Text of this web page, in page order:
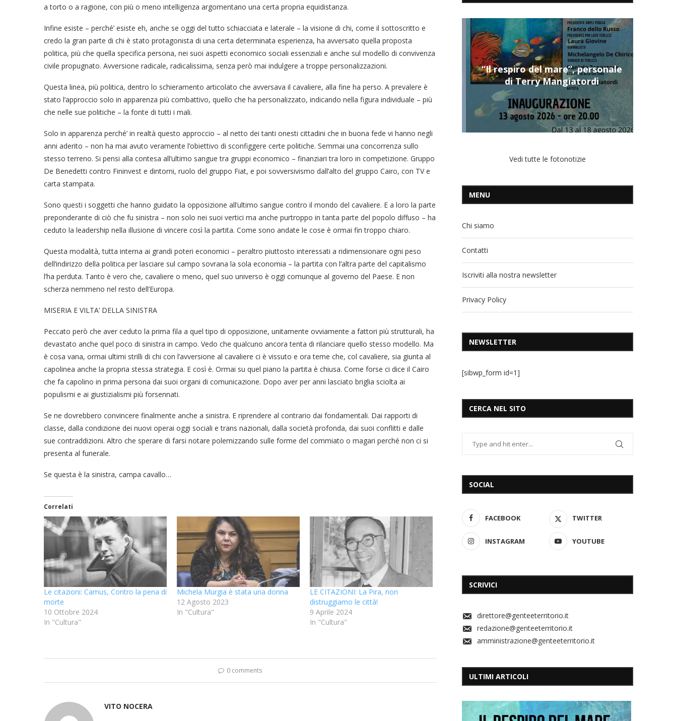
a torto o a ragione, con più o meno intelligenza argomentano una certa propria equidistanza.
Infine esiste – perché’ esiste eh, anche se oggi del tutto schiacciata e laterale – la visione di chi, come il sottoscritto e
credo la gran parte di chi è stato protagonista di una certa determinata esperienza, ha avversato quella proposta
politica, più che quella specifica persona, nei suoi aspetti economico sociali essenziali e anche sul modello di convivenza
civile propugnato. Avversione radicale, radicalissima, senza però mai indulgere a troppe personalizzazioni.
Questa linea, più politica, dentro lo schieramento articolato che avversava il cavaliere, alla fine ha perso. A prevalere è
stato l’approccio solo in apparenza più combattivo, quello che ha personalizzato, indicando nella figura individuale – più
che nelle sue politiche – la fonte di tutti i mali.
Solo in apparenza perché’ in realtà questo approccio – al netto dei tanti onesti cittadini che in buona fede vi hanno negli
anni aderito – non ha mai avuto veramente l’obiettivo di sconfiggere certe politiche. Semmai una concorrenza sullo
stesso terreno. Si pensi alla contesa all’ultimo sangue tra gruppi economico – finanziari tra loro in competizione. Gruppo
De Benedetti contro Fininvest e dintorni, ruolo del gruppo Fiat, e poi sovversivismo dall’alto del gruppo Cairo, con TV e
carta stampata.
Sono questi i soggetti che hanno guidato la opposizione all’ultimo sangue contro il mondo del cavaliere. E a loro la parte
preponderante di ciò che fu sinistra – non solo nei suoi vertici ma anche purtroppo in tanta parte del popolo diffuso – ha
ceduto la leadership nella illusione di vincere così la partita. Come sono andate le cose è ormai fin troppo chiaro.
Questa modalità, tutta interna ai grandi poteri economici – peraltro piuttosto interessati a ridimensionare ogni peso
dell’indirizzo della politica per lasciare sul campo sovrana la sola economia – la partita con l’altra parte del capitalismo
l’ha perduta. Tanto è vero che, cavaliere o meno, quel suo universo è oggi comunque al governo del Paese. E non
scherza nemmeno nel resto dell’Europa.
MISERIA E VILTA’ DELLA SINISTRA
Peccato però che aver ceduto la prima fila a quel tipo di opposizione, unitamente ovviamente a fattori più strutturali, ha
devastato anche quel poco di sinistra in campo. Vedo che qualcuno ancora tenta di rilanciare quello stesso modello. Ma
è cosa vana, ormai ultimi strilli di chi con l’avversione al cavaliere ci è vissuto e ora teme che, col cavaliere, sia giunta al
capolinea anche la propria stessa strategia. E così è. Ormai su quel piano la partita è chiusa. Come forse ci dice il Cairo
che fa capolino in prima persona dai suoi organi di comunicazione. Dopo aver per anni lasciato briglia sciolta ai
populismi e ai giustizialismi più forsennati.
Se ne dovrebbero convincere finalmente anche a sinistra. E riprendere al contrario dai fondamentali. Dai rapporti di
classe, dalla condizione dei nuovi operai oggi sociali e trans nazionali, dalla società profonda, dai suoi conflitti e dalle
sue contraddizioni. Altro che sperare di farsi notare polemizzando sulle forme del commiato o magari perché non ci si
presenta al funerale.
Se questa è la sinistra, campa cavallo…
Correlati
Le citazioni: Camus, Contro la pena di
morte
10 Ottobre 2024
In "Cultura"
Michela Murgia è stata una donna
12 Agosto 2023
In "Cultura"
LE CITAZIONI: La Pira, non
distruggiamo le città!
9 Aprile 2024
In "Cultura"
0 comments
VITO NOCERA
“La Grazia” di Sorrentino
presentato da Milvia Marigliano
“Il respiro del mare”, personale
di Terry Mangiatordi
Nuova tanker in acciaio inox
per la Navalmed
Una barca entra nel Fiordo di
Crapolla violando...
“Un’Ape tra le pagine”, prestito
digitale gratuito e...
“La Grazia” di Sorrentino
presentato da Milvia Marigliano
“Il respiro del mare”, personale
di Terry Mangiatordi
Vedi tutte le fotonotizie
MENU
Chi siamo
Contatti
Iscriviti alla nostra newsletter
Privacy Policy
NEWSLETTER
[sibwp_form id=1]
CERCA NEL SITO
SOCIAL
FACEBOOK TWITTER
INSTAGRAM YOUTUBE
SCRIVICI
direttore@genteeterritorio.it
redazione@genteeterritorio.it
amministrazione@genteeterritorio.it
ULTIMI ARTICOLI